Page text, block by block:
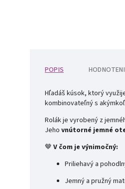
POPIS
Hľadáš kúsok, ktorý
kombinovateľný s
Rolák je vyrobený z
Jeho vnútorné jemné
🤎 V čom je výnimočný:
Priliehavý a
Jemný a pružný